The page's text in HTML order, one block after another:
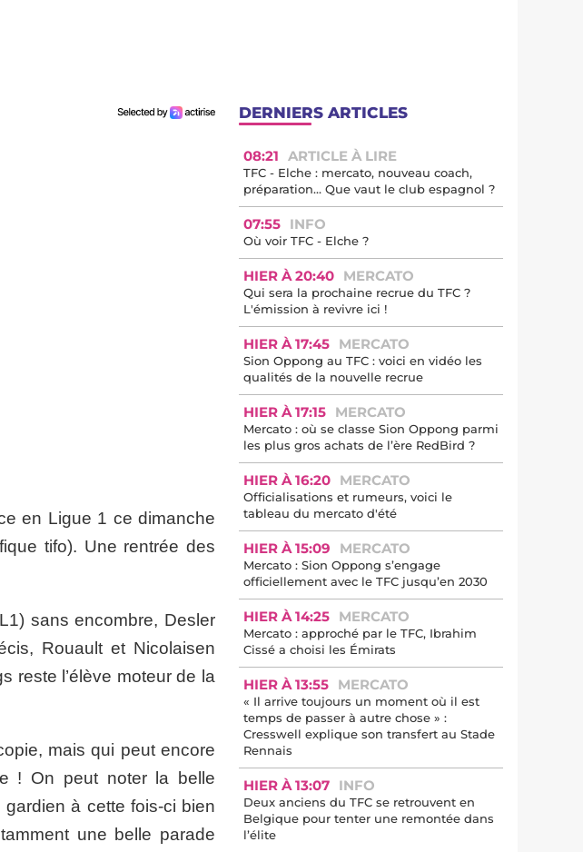
en Ligue 1 ce dimanche
tifo). Une rentrée des
sans encombre, Desler
Rouault et Nicolaisen
reste l’élève moteur de la
mais qui peut encore
! On peut noter la belle
à cette fois-ci bien
une belle parade
DERNIERS ARTICLES
08:21 ARTICLE À LIRE
TFC - Elche : mercato, nouveau coach,
préparation… Que vaut le club espagnol ?
07:55 INFO
Où voir TFC - Elche ?
HIER À 20:40 MERCATO
Qui sera la prochaine recrue du TFC ?
L'émission à revivre ici !
HIER À 17:45 MERCATO
Sion Oppong au TFC : voici en vidéo les
qualités de la nouvelle recrue
HIER À 17:15 MERCATO
Mercato : où se classe Sion Oppong parmi
les plus gros achats de l’ère RedBird ?
HIER À 16:20 MERCATO
Officialisations et rumeurs, voici le
tableau du mercato d'été
HIER À 15:09 MERCATO
Mercato : Sion Oppong s’engage
officiellement avec le TFC jusqu’en 2030
HIER À 14:25 MERCATO
Mercato : approché par le TFC, Ibrahim
Cissé a choisi les Émirats
HIER À 13:55 MERCATO
« Il arrive toujours un moment où il est
temps de passer à autre chose » :
Cresswell explique son transfert au Stade
Rennais
HIER À 13:07 INFO
Deux anciens du TFC se retrouvent en
Belgique pour tenter une remontée dans
l’élite